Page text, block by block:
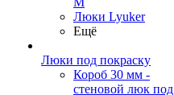
Люки Lyuker
Ещё
Люки под покраску
Короб 30 мм -
стеновой люк под